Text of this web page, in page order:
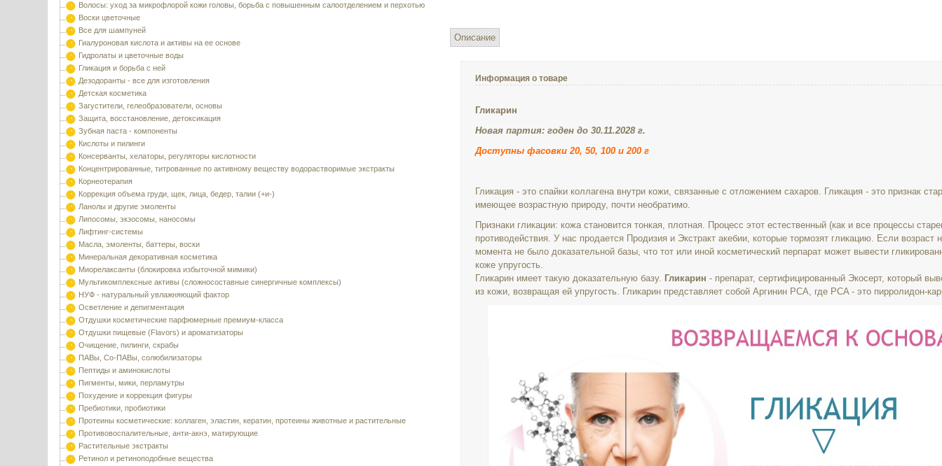
Волосы: уход за микрофлорой кожи головы, борьба с повышенным салоотделением и перхотью
Воски цветочные
Все для шампуней
Гиалуроновая кислота и активы на ее основе
Гидролаты и цветочные воды
Гликация и борьба с ней
Дезодоранты - все для изготовления
Детская косметика
Загустители, гелеобразователи, основы
Защита, восстановление, детоксикация
Зубная паста - компоненты
Кислоты и пилинги
Консерванты, хелаторы, регуляторы кислотности
Концентрированные, титрованные по активному веществу водорастворимые экстракты
Корнеотерапия
Коррекция объема груди, щек, лица, бедер, талии (+и-)
Ланолы и другие эмоленты
Липосомы, экзосомы, наносомы
Лифтинг-системы
Масла, эмоленты, баттеры, воски
Минеральная декоративная косметика
Миорелаксанты (блокировка избыточной мимики)
Мультикомплексные активы (сложносоставные синергичные комплексы)
НУФ - натуральный увлажняющий фактор
Осветление и депигментация
Отдушки косметические парфюмерные премиум-класса
Отдушки пищевые (Flavors) и ароматизаторы
Очищение, пилинги, скрабы
ПАВы, Со-ПАВы, солюбилизаторы
Пептиды и аминокислоты
Пигменты, мики, перламутры
Похудение и коррекция фигуры
Пребиотики, пробиотики
Протеины косметические: коллаген, эластин, кератин, протеины животные и растительные
Противовоспалительные, анти-акнэ, матирующие
Растительные экстракты
Ретинол и ретиноподобные вещества
Описание
Информация о товаре
Гликарин
Новая партия: годен до 30.11.2028 г.
Доступны фасовки 20, 50, 100 и 200 г
Гликация - это спайки коллагена внутри кожи, связанные с отложением сахаров. Гликация - это признак
имеющее возрастную природу, почти необратимо.
Признаки гликации: кожа становится тонкая, плотная. Процесс этот естественный (как и все процессы
противодействия. У нас продается Продизия и Экстракт акебии, которые тормозят гликацию. Если
момента не было доказательной базы, что тот или иной косметический перпарат может вывести
коже упругость.
Гликарин имеет такую доказательную базу. Гликарин - препарат, сертифицированный Экосерт, который
из кожи, возвращая ей упругость. Гликарин представляет собой Аргинин PCA, где PCA - это пирролидон-